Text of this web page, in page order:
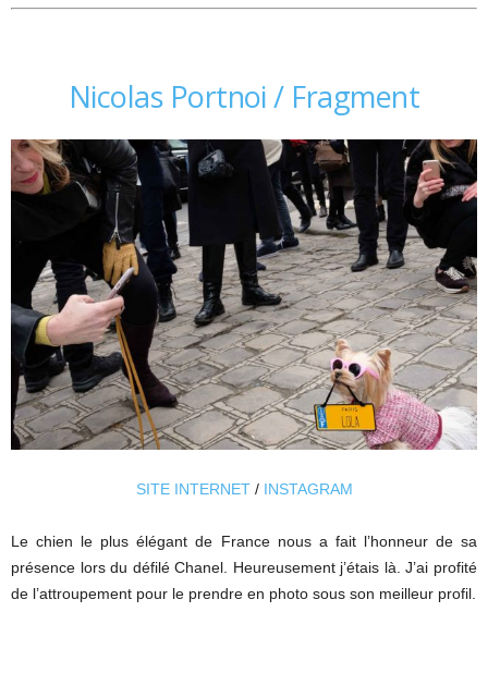
Nicolas Portnoi / Fragment
SITE INTERNET/ INSTAGRAM
Le chien le plus élégant de France nous a fait l’honneur de sa
présence lors du défilé Chanel. Heureusement j’étais là. J’ai profité
de l’attroupement pour le prendre en photo sous son meilleur profil.